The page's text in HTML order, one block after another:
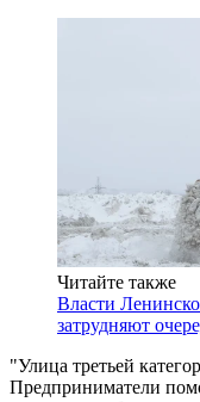
Читайте также
Власти
затрудняют
"Улица третьей
Предприниматели